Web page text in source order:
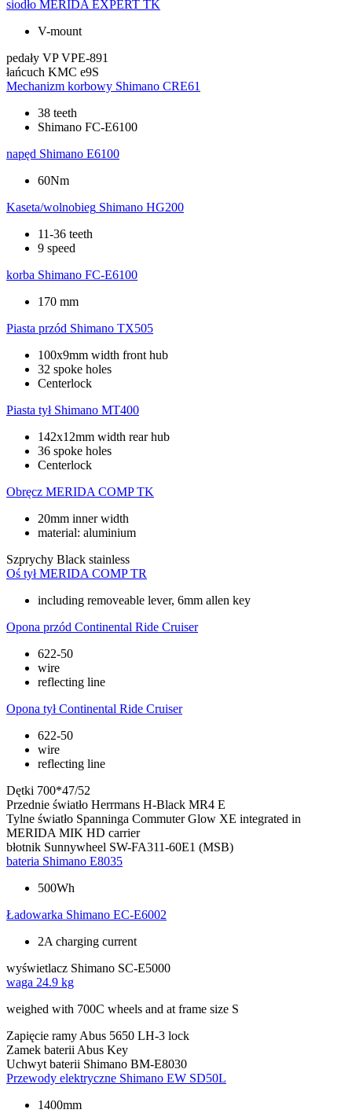
siodło MERIDA EXPERT TK
V-mount
pedały VP VPE-891
łańcuch KMC e9S
Mechanizm korbowy Shimano CRE61
38 teeth
Shimano FC-E6100
napęd Shimano E6100
60Nm
Kaseta/wolnobieg Shimano HG200
11-36 teeth
9 speed
korba Shimano FC-E6100
170 mm
Piasta przód Shimano TX505
100x9mm width front hub
32 spoke holes
Centerlock
Piasta tył Shimano MT400
142x12mm width rear hub
36 spoke holes
Centerlock
Obręcz MERIDA COMP TK
20mm inner width
material: aluminium
Szprychy Black stainless
Oś tył MERIDA COMP TR
including removeable lever, 6mm allen key
Opona przód Continental Ride Cruiser
622-50
wire
reflecting line
Opona tył Continental Ride Cruiser
622-50
wire
reflecting line
Dętki 700*47/52
Przednie światło Herrmans H-Black MR4 E
Tylne światło Spanninga Commuter Glow XE integrated in
MERIDA MIK HD carrier
błotnik Sunnywheel SW-FA311-60E1 (MSB)
bateria Shimano E8035
500Wh
Ładowarka Shimano EC-E6002
2A charging current
wyświetlacz Shimano SC-E5000
waga 24.9 kg
weighed with 700C wheels and at frame size S
Zapięcie ramy Abus 5650 LH-3 lock
Zamek baterii Abus Key
Uchwyt baterii Shimano BM-E8030
Przewody elektryczne Shimano EW SD50L
1400mm